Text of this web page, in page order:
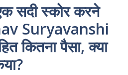
सदी स्कोर करने
Suryavanshi
कितना पैसा, क्या